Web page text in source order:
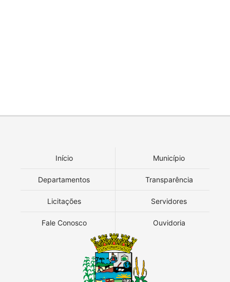
Início Município
Departamentos Transparência
Licitações Servidores
Fale Conosco Ouvidoria